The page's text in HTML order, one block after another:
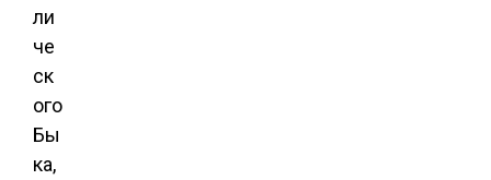
ли
че
ск
ого
Бы
ка,